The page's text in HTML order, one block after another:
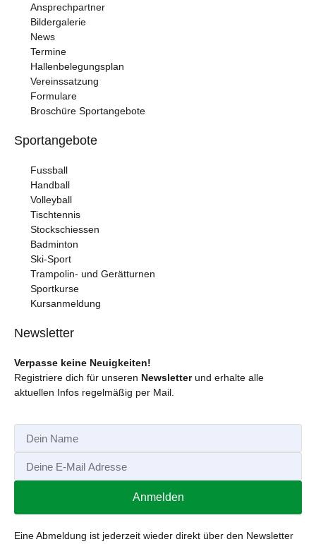
Ansprechpartner
Bildergalerie
News
Termine
Hallenbelegungsplan
Vereinssatzung
Formulare
Broschüre Sportangebote
Sportangebote
Fussball
Handball
Volleyball
Tischtennis
Stockschiessen
Badminton
Ski-Sport
Trampolin- und Gerätturnen
Sportkurse
Kursanmeldung
Newsletter
Verpasse keine Neuigkeiten!
Registriere dich für unseren Newsletterund erhalte alle
aktuellen Infos regelmäßig per Mail.
Anmelden
Eine Abmeldung ist jederzeit wieder direkt über den Newsletter